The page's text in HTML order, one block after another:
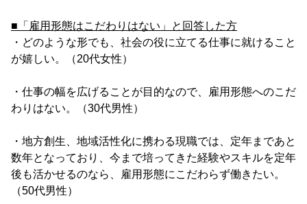
■「雇用形態はこだわりはない」と回答した方
・どのような形でも、社会の役に立てる仕事に就けること
が嬉しい。（20代女性）
・仕事の幅を広げることが目的なので、雇用形態へのこだ
わりはない。（30代男性）
・地方創生、地域活性化に携わる現職では、定年まであと
数年となっており、今まで培ってきた経験やスキルを定年
後も活かせるのなら、雇用形態にこだわらず働きたい。
（50代男性）